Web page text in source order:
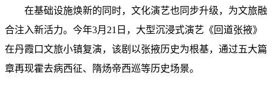
在基础设施焕新的同时，文化演艺也同步升级，为文旅融
合注入新活力。今年3月21日，大型沉浸式演艺《回道张掖》
在丹霞口文旅小镇复演，该剧以张掖历史为根基，通过五大篇
章再现霍去病西征、隋炀帝西巡等历史场景。